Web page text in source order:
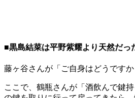
■黒島結菜は平野紫耀より天然だっ
藤ヶ谷さんが「ご自身はどうです
ここで、鶴瓶さんが「酒飲んで鍵